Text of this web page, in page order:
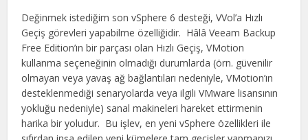
Değinmek istediğim son vSphere 6 desteği, VVol’a Hızlı
Geçiş görevleri yapabilme özelliğidir. Hâlâ Veeam Backup
Free Edition’ın bir parçası olan Hızlı Geçiş, VMotion
kullanma seçeneğinin olmadığı durumlarda (örn. güvenilir
olmayan veya yavaş ağ bağlantıları nedeniyle, VMotion’ın
desteklenmediği senaryolarda veya ilgili VMware lisansının
yokluğu nedeniyle) sanal makineleri hareket ettirmenin
harika bir yoludur. Bu işlev, en yeni vSphere özellikleri ile